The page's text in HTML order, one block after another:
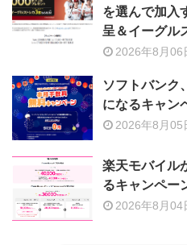
を選んで加入
呈＆イーグル
2026年8月06
ソフトバンク
になるキャン
2026年8月05
楽天モバイル
るキャンペー
2026年8月04